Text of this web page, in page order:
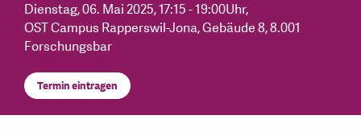
Dienstag, 06. Mai 2025, 17:15 - 19:00Uhr,
OST Campus Rapperswil-Jona, Gebäude 8, 8.001
Forschungsbar
Termin eintragen